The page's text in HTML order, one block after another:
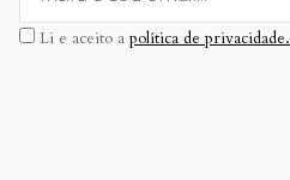
Li e aceito a política de privacidade.